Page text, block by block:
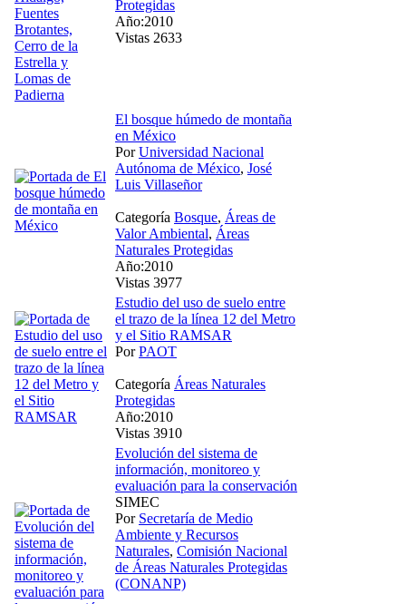
Protegidas
Año:2010
Vistas 2633
El bosque húmedo de montaña
en México
PorUniversidad Nacional
Autónoma de México, José
Luis Villaseñor
Categoría Bosque, Áreas de
Valor Ambiental, Áreas
Naturales Protegidas
Año:2010
Vistas 3977
Estudio del uso de suelo entre
el trazo de la línea 12 del Metro
y el Sitio RAMSAR
PorPAOT
Categoría Áreas Naturales
Protegidas
Año:2010
Vistas 3910
Evolución del sistema de
información, monitoreo y
evaluación para la conservación
SIMEC
Por Secretaría de Medio
Ambiente y Recursos
Naturales, Comisión Nacional
de Áreas Naturales Protegidas
(CONANP)